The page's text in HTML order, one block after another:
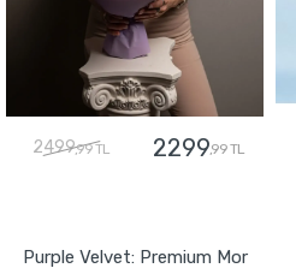
2499,99 TL 2299,99 TL
Purple Velvet: Premium Mor